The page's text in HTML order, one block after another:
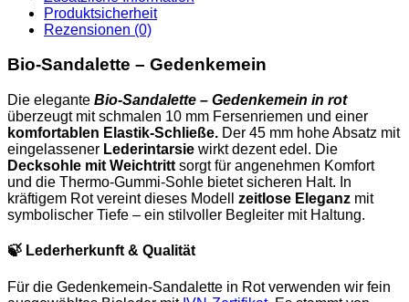
Produktsicherheit
Rezensionen (0)
Bio-Sandalette – Gedenkemein
Die elegante Bio-Sandalette – Gedenkemein in rot
überzeugt mit schmalen 10 mm Fersenriemen und einer
komfortablen Elastik-Schließe. Der 45 mm hohe Absatz mit
eingelassener Lederintarsie wirkt dezent edel. Die
Decksohle mit Weichtritt sorgt für angenehmen Komfort
und die Thermo-Gummi-Sohle bietet sicheren Halt. In
kräftigem Rot vereint dieses Modell zeitlose Eleganz mit
symbolischer Tiefe – ein stilvoller Begleiter mit Haltung.
🍃 Lederherkunft & Qualität
Für die Gedenkemein-Sandalette in Rot verwenden wir fein